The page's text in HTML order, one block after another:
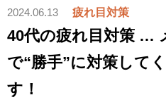
2024.06.13 疲れ目対策
40代の疲れ目対策 …
で“勝手”に対策して
す！